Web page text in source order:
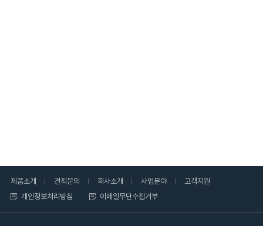
제품소개 견적문의 회사소개 사업분야
고객지원
개인정보처리방침
이메일무단수집거부